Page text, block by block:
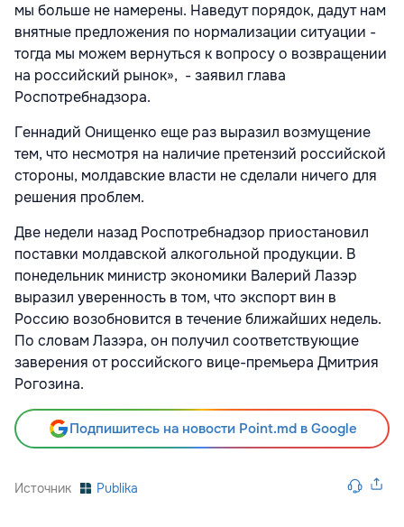
мы больше не намерены. Наведут порядок, дадут нам
внятные предложения по нормализации ситуации -
тогда мы можем вернуться к вопросу о возвращении
на российский рынок», - заявил глава
Роспотребнадзора.
Геннадий Онищенко еще раз выразил возмущение
тем, что несмотря на наличие претензий российской
стороны, молдавские власти не сделали ничего для
решения проблем.
Две недели назадРоспотребнадзор приостановил
поставки молдавской алкогольной продукции. В
понедельник министр экономики Валерий Лазэр
выразил уверенность в том, что экспорт вин в
Россию возобновится в течение ближайших недель.
По словам Лазэра, он получил соответствующие
заверения от российского вице-премьера Дмитрия
Рогозина.
Подпишитесь на новости Point.md в Google
Источник Publika